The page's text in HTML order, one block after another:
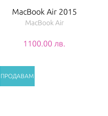
MacBook Air 2015
MacBook Air
1100.00 лв.